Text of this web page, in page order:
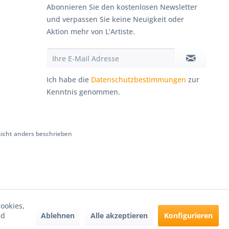
Abonnieren Sie den kostenlosen Newsletter
und verpassen Sie keine Neuigkeit oder
Aktion mehr von L’Artiste.
Ich habe die Datenschutzbestimmungen zur
Kenntnis genommen.
anders beschrieben
Ablehnen Alle akzeptieren Konfigurieren